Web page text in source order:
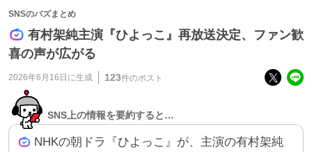
SNSのバズまとめ
有村架純主演『ひよっこ』再放送決定、ファン歓
喜の声が広がる
2026年6月16日 に生成 123件のポスト
SNS上の情報を要約すると…
NHKの朝ドラ『ひよっこ』が、主演の有村架純